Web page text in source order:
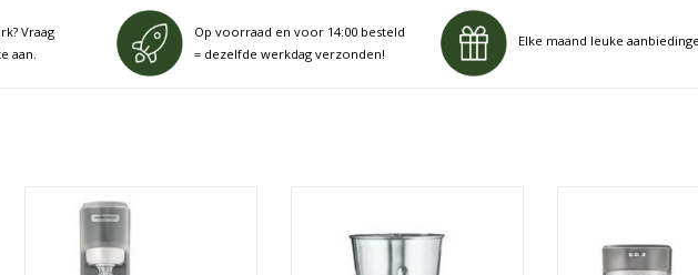
Vraag
aan.
Op voorraad en voor 14:00 besteld
= dezelfde werkdag verzonden!
Elke maand leuke
Deze mixer is geschikt voor
milkshakes en dranken op basis
van zacht fruit. De mixer heeft
een veilig en efficiënt systeem, de
mixers HMD 200 / HMD 300 /
HMD 400 / 60200
van zacht fruit. De
een veilig en